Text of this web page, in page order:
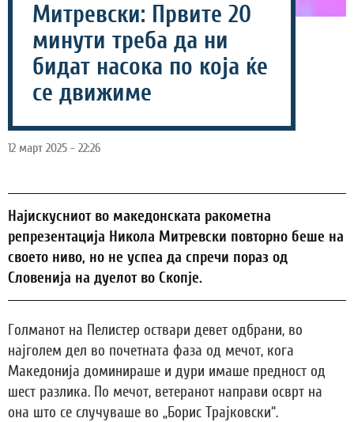
Митревски: Првите 20
минути треба да ни
бидат насока по која ќе
се движиме
12 март 2025 - 22:26
Најискусниот во македонската ракометна
репрезентација Никола Митревски повторно беше на
своето ниво, но не успеа да спречи пораз од
Словенија на дуелот во Скопје.
Голманот на Пелистер оствари девет одбрани, во
најголем дел во почетната фаза од мечот, кога
Македонија доминираше и дури имаше предност од
шест разлика. По мечот, ветеранот направи осврт на
она што се случуваше во „Борис Трајковски“.